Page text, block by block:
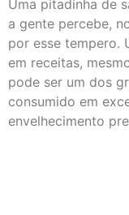
Uma pitadinha de
a gente percebe,
por esse tempero.
em receitas,
pode ser um dos
consumido em
envelhecimento